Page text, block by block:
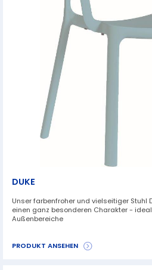
DUKE
Unser farbenfroher und vielseitiger Stuhl
einen ganz besonderen Charakter -
Außenbereiche
PRODUKT ANSEHEN